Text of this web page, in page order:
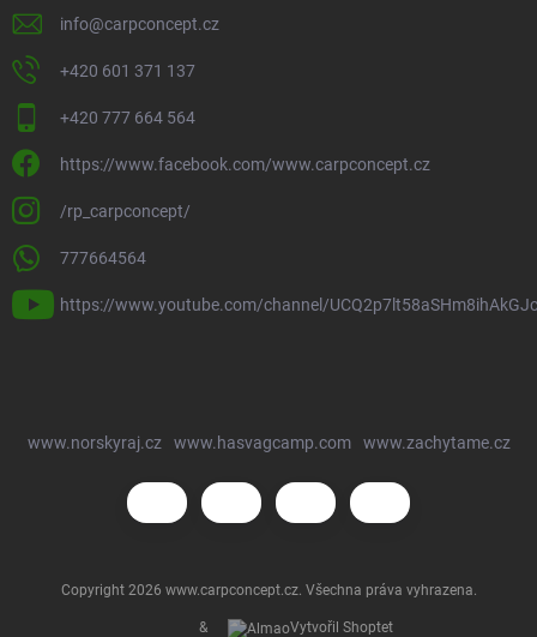
info@carpconcept.cz
+420 601 371 137
+420 777 664 564
https://www.facebook.com/www.carpconcept.cz
/rp_carpconcept/
777664564
https://www.youtube.com/channel/
www.norskyraj.cz www.hasvagcamp.com www.zachytame.cz
& Vytvořil Shoptet
Copyright 2026 www.carpconcept.cz. Všechna práva vyhrazena.